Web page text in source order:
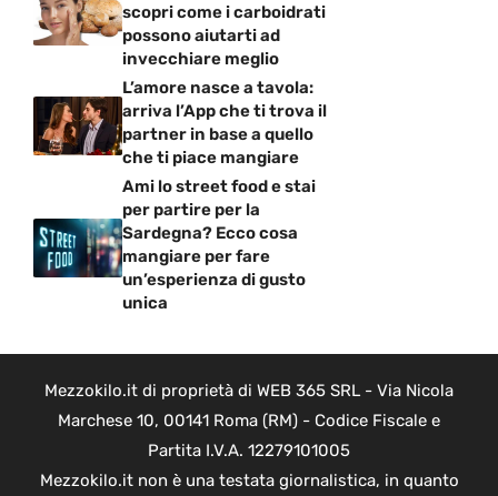
scopri come i carboidrati
possono aiutarti ad
invecchiare meglio
L’amore nasce a tavola:
arriva l’App che ti trova il
partner in base a quello
che ti piace mangiare
Ami lo street food e stai
per partire per la
Sardegna? Ecco cosa
mangiare per fare
un’esperienza di gusto
unica
Mezzokilo.it di proprietà di WEB 365 SRL - Via Nicola
Marchese 10, 00141 Roma (RM) - Codice Fiscale e
Partita I.V.A. 12279101005
Mezzokilo.it non è una testata giornalistica, in quanto